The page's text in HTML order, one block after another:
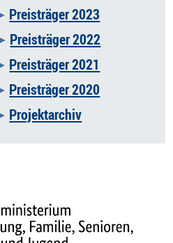
Preisträger 2023
Preisträger 2022
Preisträger 2021
Preisträger 2020
Projektarchiv